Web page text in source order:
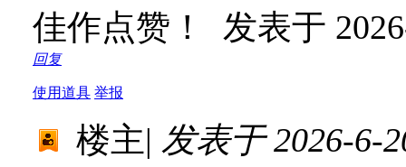
佳作点赞！ 发表于
回复
使用道具 举报
楼主| 发表于 2026-6-